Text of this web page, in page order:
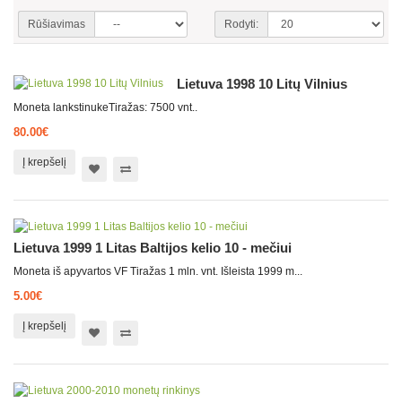
Rūšiavimas Rodyti:
Lietuva 1998 10 Litų Vilnius
Moneta lankstinukeTiražas: 7500 vnt..
80.00€
Į krepšelį
Lietuva 1999 1 Litas Baltijos kelio 10 - mečiui
Moneta iš apyvartos VF Tiražas 1 mln. vnt. Išleista 1999 m...
5.00€
Į krepšelį